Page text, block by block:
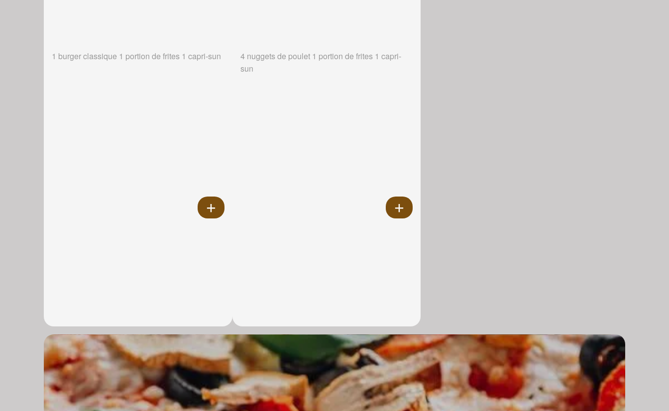
1 burger classique 1 portion de frites 1 capri-sun
4 nuggets de poulet 1 portion de frites 1 capri-
sun